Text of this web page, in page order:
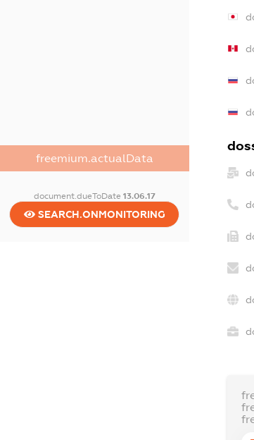
freemium.actualData
document.dueToDate 13.06.17
SEARCH.ONMONITORING